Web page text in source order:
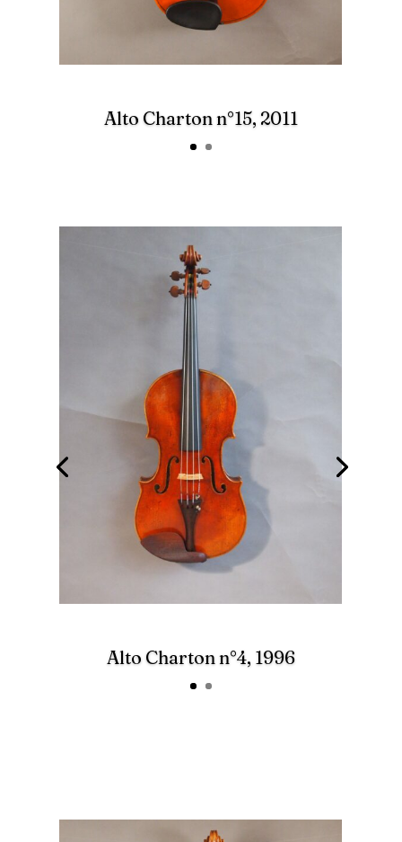
Alto Charton n°15, 2011
Alto Charton n°4, 1996